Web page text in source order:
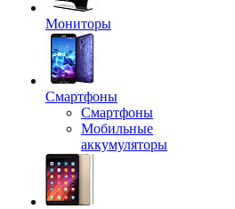
Мониторы
Смартфоны
Смартфоны
Мобильные
аккумуляторы